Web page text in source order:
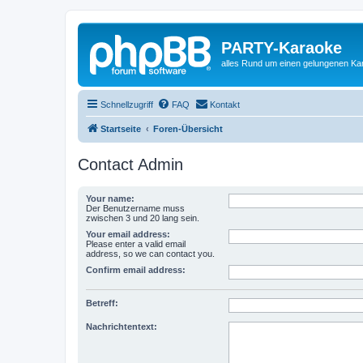
PARTY-Karaoke
alles Rund um einen gelungenen
Schnellzugriff FAQ Kontakt
Startseite Foren-Übersicht
Contact Admin
Your name:
Der Benutzername muss
zwischen 3 und 20 lang sein.
Your email address:
Please enter a valid email
address, so we can contact you.
Confirm email address:
Betreff:
Nachrichtentext: